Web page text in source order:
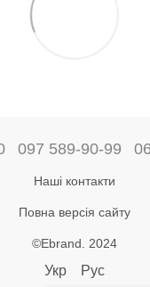
097 589-90-99
Наші контакти
Повна версія сайту
©Ebrand. 2024
Укр Рус